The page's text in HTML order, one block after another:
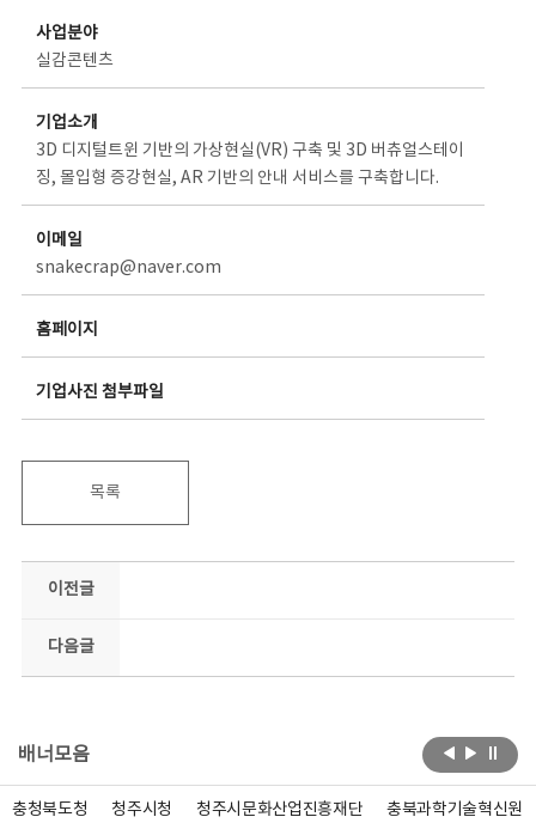
사업분야
실감콘텐츠
기업소개
3D 디지털트윈 기반의 가상현실(VR) 구축 및 3D 버츄얼스테이
징, 몰입형 증강현실, AR 기반의 안내 서비스를 구축합니다.
이메일
snakecrap@naver.com
홈페이지
기업사진 첨부파일
목록
이전글
다음글
배너모음
충청북도청 청주시청 청주시문화산업진흥재단 충북과학기술혁신원